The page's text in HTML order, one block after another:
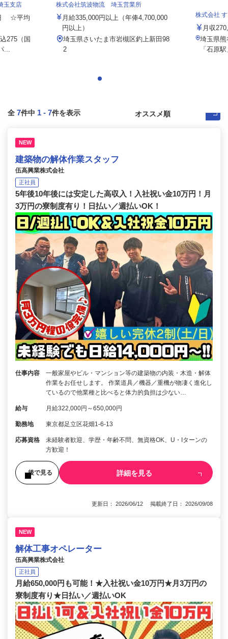
玉支店
円 ☆平均
275（国
株式会社筑波物流 埼玉営業所
月給335,000円以上（年俸4,700,000
円以上）
埼玉県さいたま市岩槻区釣上新田98
2
株式会社
月収
埼玉県熊
「石原
全 7件中 1 - 7件を表示
NEW
建築物の解体作業スタッフ
伍高興業株式会社
正社員
5年後10年後には安定した高収入！入社祝い金10万円！月
3万円の寮制度有り！日払い／週払いOK！
仕事内容
一般家屋やビル・マンション等の建築物の内装・木造・解体
作業をお任せします。 作業道具／機器／重機が物凄く進化し
ているので他業種と比べると体力的負担は少ない…
給与 月給322,000円～650,000円
勤務地 東京都足立区花畑1-6-13
応募資格
未経験者歓迎、学歴・年齢不問、無資格OK、U・Iターンの
方歓迎！
後で見る 詳細を見る
更新日： 2026/06/12 掲載終了日： 2026/09/08
NEW
解体工事オペレーター
伍高興業株式会社
正社員
月給650,000円も可能！★入社祝い金10万円★月3万円の
寮制度有り★日払い／週払いOK